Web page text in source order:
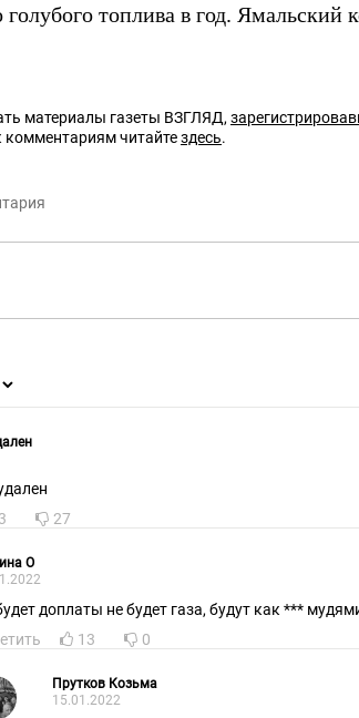
голубого топлива в год. Ямальский
материалы газеты ВЗГЛЯД,
читайтездесь.
3 27
О
доплаты не будет газа, будут как ***
13 0
Прутков Козьма
15.01.2022